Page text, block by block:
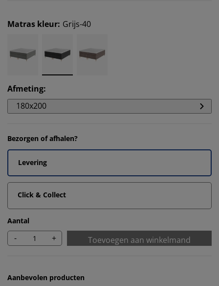
Matras kleur: Grijs-40
Afmeting:
180x200
Bezorgen of afhalen?
Levering
Click & Collect
Aantal
- + Toevoegen aan winkelmand
Aanbevolen producten